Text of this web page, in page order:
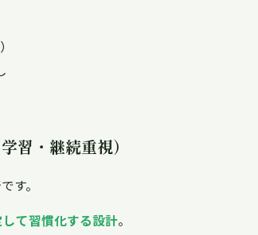
習・継続重視）
す。
て習慣化する設計。